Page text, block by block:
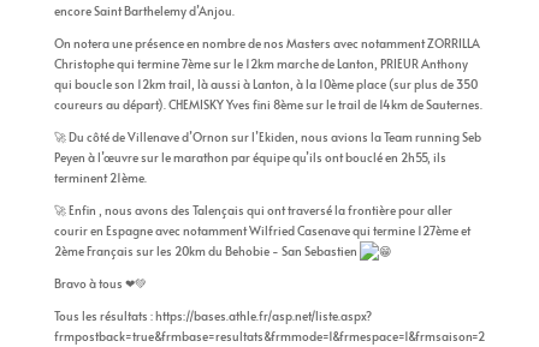
encore Saint Barthelemy d’Anjou.
On notera une présence en nombre de nos Masters avec notamment ZORRILLA
Christophe qui termine 7ème sur le 12km marche de Lanton, PRIEUR Anthony
qui boucle son 12km trail, là aussi à Lanton, à la 10ème place (sur plus de 350
coureurs au départ). CHEMISKY Yves fini 8ème sur le trail de 14km de Sauternes.
🚀 Du côté de Villenave d’Ornon sur l’Ekiden, nous avions la Team running Seb
Peyen à l’œuvre sur le marathon par équipe qu’ils ont bouclé en 2h55, ils
terminent 21ème.
🚀 Enfin , nous avons des Talençais qui ont traversé la frontière pour aller
courir en Espagne avec notamment Wilfried Casenave qui termine 127ème et
2ème Français sur les 20km du Behobie - San Sebastien
Bravo à tous ❤💚
Tous les résultats :https://bases.athle.fr/asp.net/liste.aspx?
frmpostback=true&frmbase=resultats&frmmode=1&frmespace=1&frmsaison=2